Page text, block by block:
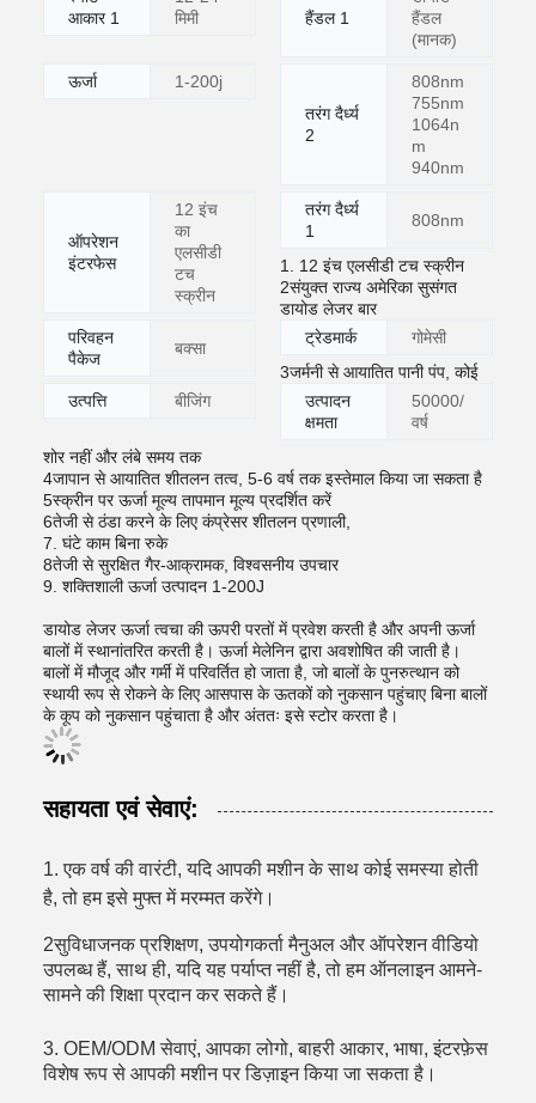
आकार 1
मिमी
हैंडल 1
हैंडल
(मानक)
ऊर्जा
1-200j
तरंग दैर्ध्य
2
808nm
755nm
1064n
m
940nm
ऑपरेशन
इंटरफेस
12 इंच
का
एलसीडी
टच
स्क्रीन
तरंग दैर्ध्य
1
808nm
परिवहन
पैकेज
बक्सा
ट्रेडमार्क गोमेसी
उत्पत्ति बीजिंग
उत्पादन
क्षमता
50000/
वर्ष
1. 12 इंच एलसीडी टच स्क्रीन
2संयुक्त राज्य अमेरिका सुसंगत
डायोड लेजर बार
3जर्मनी से आयातित पानी पंप, कोई
शोर नहीं और लंबे समय तक
4जापान से आयातित शीतलन तत्व, 5-6 वर्ष तक इस्तेमाल किया जा सकता है
5स्क्रीन पर ऊर्जा मूल्य तापमान मूल्य प्रदर्शित करें
6तेजी से ठंडा करने के लिए कंप्रेसर शीतलन प्रणाली,
7. घंटे काम बिना रुके
8तेजी से सुरक्षित गैर-आक्रामक, विश्वसनीय उपचार
9. शक्तिशाली ऊर्जा उत्पादन 1-200J
डायोड लेजर ऊर्जा त्वचा की ऊपरी परतों में प्रवेश करती है और अपनी ऊर्जा
बालों में स्थानांतरित करती है। ऊर्जा मेलेनिन द्वारा अवशोषित की जाती है।
बालों में मौजूद और गर्मी में परिवर्तित हो जाता है, जो बालों के पुनरुत्थान को
स्थायी रूप से रोकने के लिए आसपास के ऊतकों को नुकसान पहुंचाए बिना बालों
के कूप को नुकसान पहुंचाता है और अंततः इसे स्टोर करता है।
सहायता एवं सेवाएं:
1. एक वर्ष की वारंटी, यदि आपकी मशीन के साथ कोई समस्या होती
है, तो हम इसे मुफ्त में मरम्मत करेंगे।
2सुविधाजनक प्रशिक्षण, उपयोगकर्ता मैनुअल और ऑपरेशन वीडियो
उपलब्ध हैं, साथ ही, यदि यह पर्याप्त नहीं है, तो हम ऑनलाइन आमने-
सामने की शिक्षा प्रदान कर सकते हैं।
3. OEM/ODM सेवाएं, आपका लोगो, बाहरी आकार, भाषा, इंटरफ़ेस
विशेष रूप से आपकी मशीन पर डिज़ाइन किया जा सकता है।